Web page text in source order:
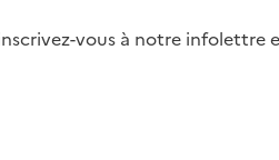
vous à notre infolettre